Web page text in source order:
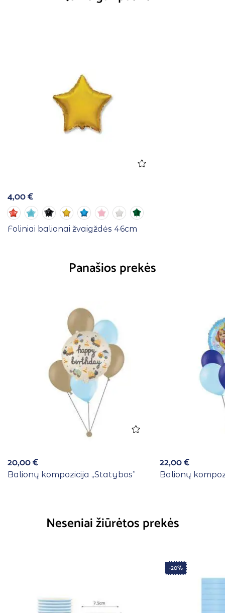
4,00€
Foliniai balionai žvaigždės 46cm
Panašios prekės
20,00€
Balionų kompozicija ,,Statybos”
22,00€
Balionų
Neseniai žiūrėtos prekės
-20%